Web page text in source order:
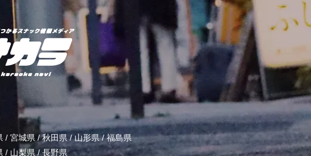
/ 宮城県 /秋田県 /山形県/福島県
/ 山梨県/長野県